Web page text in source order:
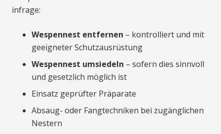
infrage:
Wespennest entfernen – kontrolliert und mit
geeigneter Schutzausrüstung
Wespennest umsiedeln – sofern dies sinnvoll
und gesetzlich möglich ist
Einsatz geprüfter Präparate
Absaug- oder Fangtechniken bei zugänglichen
Nestern